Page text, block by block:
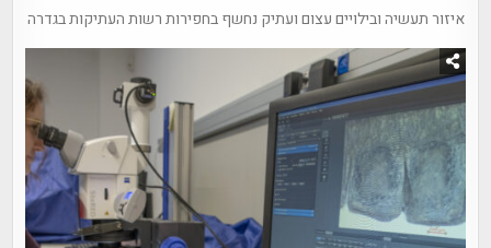
איזור תעשיה ובילויים עצום ועתיק נחשף בחפירות רשות העתיקות בגדרה